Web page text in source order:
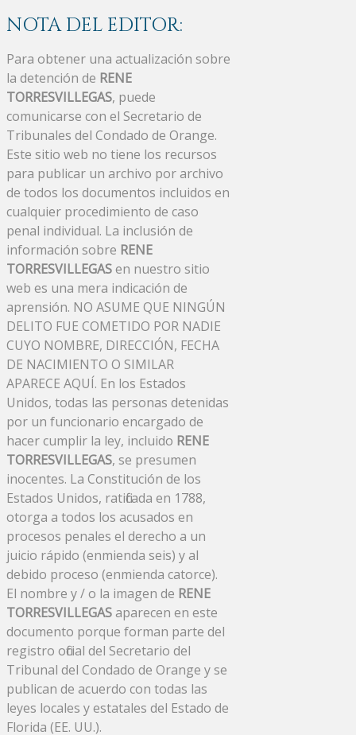
NOTA DEL EDITOR:
Para obtener una actualización sobre
la detención de RENE
TORRESVILLEGAS, puede
comunicarse con el Secretario de
Tribunales del Condado de Orange.
Este sitio web no tiene los recursos
para publicar un archivo por archivo
de todos los documentos incluidos en
cualquier procedimiento de caso
penal individual. La inclusión de
información sobre RENE
TORRESVILLEGASen nuestro sitio
web es una mera indicación de
aprensión. NO ASUME QUE NINGÚN
DELITO FUE COMETIDO POR NADIE
CUYO NOMBRE, DIRECCIÓN, FECHA
DE NACIMIENTO O SIMILAR
APARECE AQUÍ. En los Estados
Unidos, todas las personas detenidas
por un funcionario encargado de
hacer cumplir la ley, incluido RENE
TORRESVILLEGAS, se presumen
inocentes. La Constitución de los
Estados Unidos, ratificada en 1788,
otorga a todos los acusados ​​en
procesos penales el derecho a un
juicio rápido (enmienda seis) y al
debido proceso (enmienda catorce).
El nombre y / o la imagen de RENE
TORRESVILLEGASaparecen en este
documento porque forman parte del
registro oficial del Secretario del
Tribunal del Condado de Orange y se
publican de acuerdo con todas las
leyes locales y estatales del Estado de
Florida (EE. UU.).